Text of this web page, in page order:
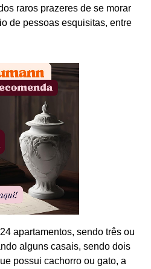
raros prazeres de se morar
de pessoas esquisitas, entre
apartamentos, sendo três ou
alguns casais, sendo dois
possui cachorro ou gato, a